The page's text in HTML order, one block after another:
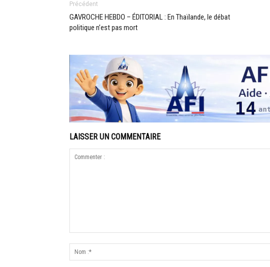
Précédent
GAVROCHE HEBDO – ÉDITORIAL : En Thaïlande, le débat
politique n’est pas mort
LAISSER UN COMMENTAIRE